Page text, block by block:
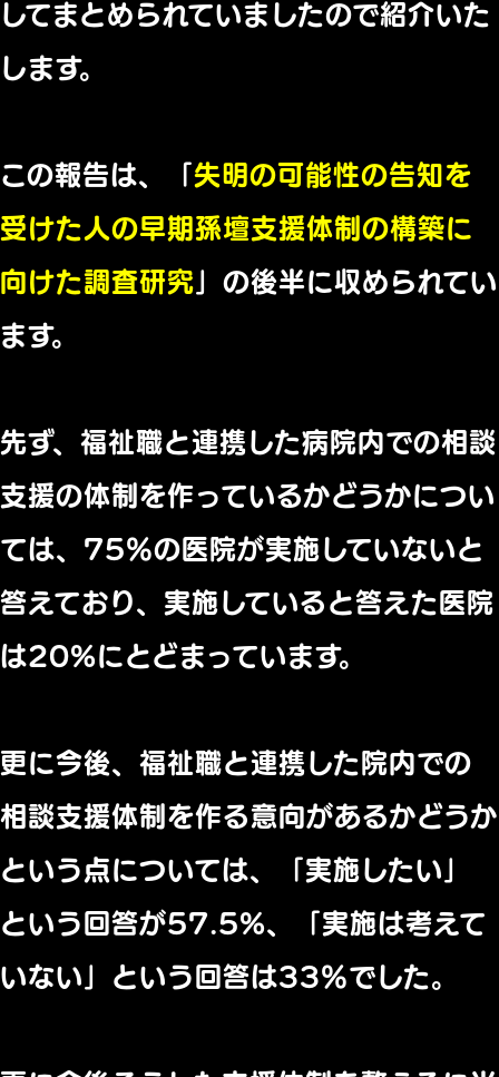
してまとめられていましたので紹介いた
します。
この報告は、「失明の可能性の告知を
受けた人の早期孫壇支援体制の構築に
向けた調査研究 」の後半に収められてい
ます。
先ず、福祉職と連携した病院内での相談
支援の体制を作っているかどうかについ
ては、75％の医院が実施していないと
答えており、実施していると答えた医院
は20%にとどまっています。
更に今後、福祉職と連携した院内での
相談支援体制を作る意向があるかどうか
という点については、「実施したい」
という回答が57.5%、「実施は考えて
いない」という回答は33％でした。